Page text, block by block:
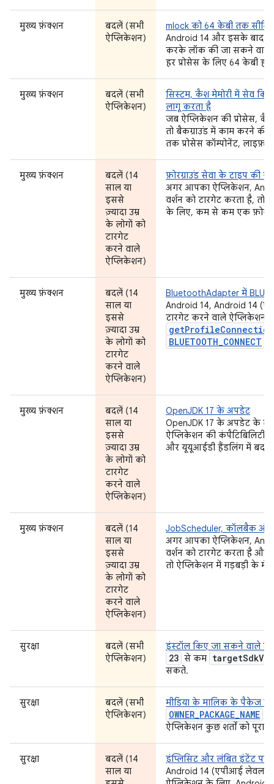
मुख्य फ़ंक्शन
बदलें (सभी
ऐप्लिकेशन)
mlock को 64 केबी तक
Android 14 और इसके बाद के
करके लॉक की जा सकने वाली
हर प्रोसेस के लिए 64 केबी
मुख्य फ़ंक्शन
बदलें (सभी
ऐप्लिकेशन)
सिस्टम, कैश मेमोरी में सेव
लागू करता है
जब ऐप्लिकेशन की प्रोसेस, कैश
तो बैकग्राउंड में काम करने की
तक प्रोसेस कॉम्पोनेंट,
मुख्य फ़ंक्शन
बदलें (14
साल या
इससे
ज़्यादा उम्र
के लोगों को
टारगेट
करने वाले
ऐप्लिकेशन)
फ़ोरग्राउंड सेवा के टाइप की
अगर आपका ऐप्लिकेशन,
वर्शन को टारगेट करता है, तो
के लिए, कम से कम एक
मुख्य फ़ंक्शन
बदलें (14
साल या
इससे
ज़्यादा उम्र
के लोगों को
टारगेट
करने वाले
ऐप्लिकेशन)
BluetoothAdapter में
Android 14, Android 14
टारगेट करने वाले ऐप्लिकेशन
BLUETOOTH_CONNECT
मुख्य फ़ंक्शन
बदलें (14
साल या
इससे
ज़्यादा उम्र
के लोगों को
टारगेट
करने वाले
ऐप्लिकेशन)
OpenJDK 17 के अपडेट
OpenJDK 17 के अपडेट के
ऐप्लिकेशन की कंपैटिबिलिटी
और यूयूआईडी हैंडलिंग में
मुख्य फ़ंक्शन
बदलें (14
साल या
इससे
ज़्यादा उम्र
के लोगों को
टारगेट
करने वाले
ऐप्लिकेशन)
JobScheduler, कॉलबैक और
अगर आपका ऐप्लिकेशन,
वर्शन को टारगेट करता है और
तो ऐप्लिकेशन में गड़बड़ी के
सुरक्षा
बदलें (सभी
ऐप्लिकेशन)
इंस्टॉल किए जा सकने वाले
23 से कम targetSdk
सकते.
सुरक्षा
बदलें (सभी
ऐप्लिकेशन)
मीडिया के मालिक के पैकेज के
OWNER_PACKAGE_NAME
ऐप्लिकेशन कुछ शर्तों को पूरा
सुरक्षा
बदलें (14
साल या
इंप्लिसिट और लंबित इंटेंट पर
Android 14 (एपीआई लेवल